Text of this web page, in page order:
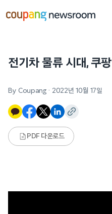
건너뛰기
전기차 물류 시대, 쿠
By Coupang · 2022년 10월 17일
PDF 다운로드